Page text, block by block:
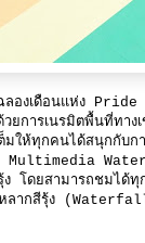
องเดือนแห่ง Pride
การเนรมิตพื้นที่ทาง
มให้ทุกคนได้สนุกกับ
Multimedia Water
รุ้ง โดยสามารถชม
กหลากสีรุ้ง